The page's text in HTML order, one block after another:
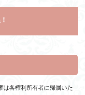
は各権利所有者に帰属いた